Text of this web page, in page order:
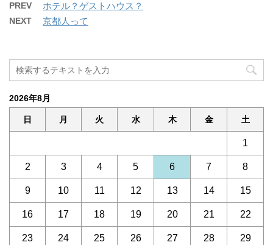
PREV ホテル？ゲストハウス？
NEXT 京都人って
2026年8月
日 月 火 水 木 金 土
1
2 3 4 5 6 7 8
9 10 11 12 13 14 15
16 17 18 19 20 21 22
23 24 25 26 27 28 29